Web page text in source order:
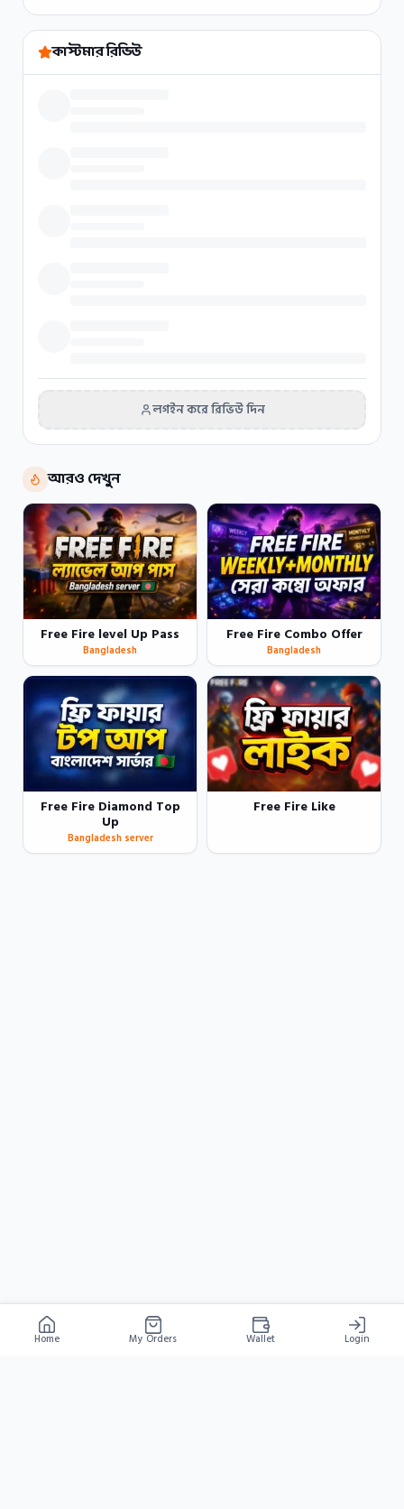
Home My Orders Wallet Login
কাস্টমার রিভিউ
লগইন করে রিভিউ দিন
আরও দেখুন
Free Fire level Up Pass
Bangladesh
Free Fire Combo Offer
Bangladesh
Free Fire Diamond Top
Up
Bangladesh server
Free Fire Like